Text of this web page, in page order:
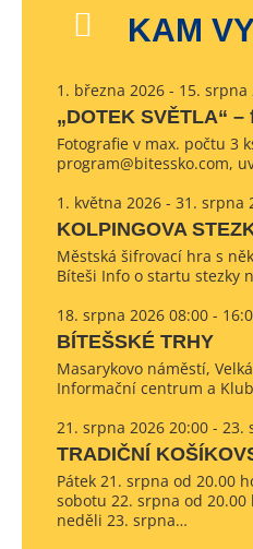
KAM
1. března 2026 - 15. srpna
„DOTEK SVĚTLA“
Fotografie v max. počtu 3
program@bitessko.com,
1. května 2026 - 31. srpna
KOLPINGOVA
Městská šifrovací hra s
Bíteši Info o startu stezky
18. srpna 2026 08:00 -
BÍTEŠSKÉ TRHY
Masarykovo náměstí,
Informační centrum a
21. srpna 2026 20:00 - 23.
TRADIČNÍ
Pátek 21. srpna od 20.00
sobotu 22. srpna od 20.00
neděli 23. srpna…